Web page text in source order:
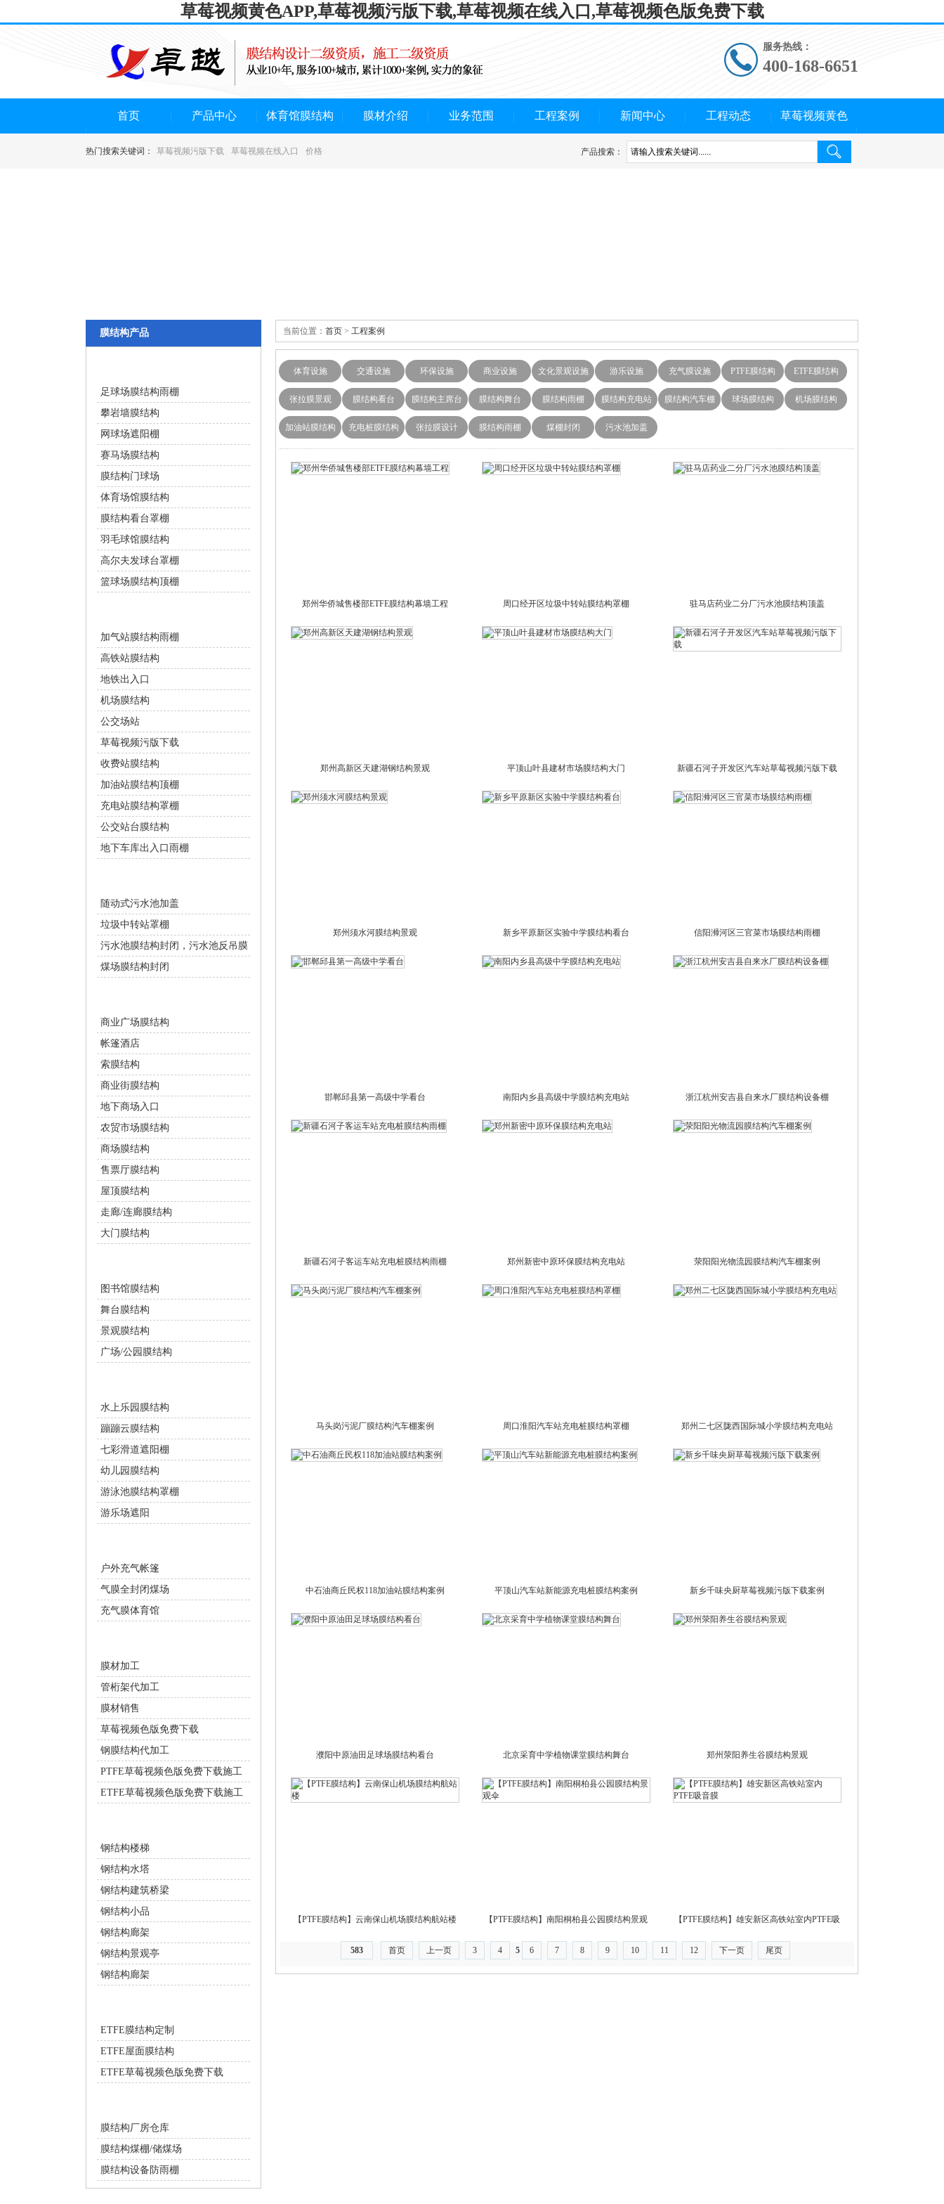
草莓视频黄色APP,草莓视频污版下载,草莓视频在线入口,草莓视频色版免费下载
服务热线：
400-168-6651
首页 产品中心 体育馆膜结构 膜材介绍 业务范围 工程案例 新闻中心 工程动态 草莓视频黄色
APP概况
产品搜索：
热门搜索关键词： 草莓视频污版下载 草莓视频在线入口 价格
当前位置： 首页 > 工程案例
体育设施 交通设施 环保设施 商业设施 文化景观设施 游乐设施 充气膜设施 PTFE膜结构 ETFE膜结构
张拉膜景观 膜结构看台 膜结构主席台 膜结构舞台 膜结构雨棚 膜结构充电站 膜结构汽车棚 球场膜结构 机场膜结构
加油站膜结构 充电桩膜结构 张拉膜设计 膜结构雨棚 煤棚封闭 污水池加盖
郑州华侨城售楼部ETFE膜结构幕墙工程 周口经开区垃圾中转站膜结构罩棚 驻马店药业二分厂污水池膜结构顶盖
郑州高新区天建湖钢结构景观 平顶山叶县建材市场膜结构大门 新疆石河子开发区汽车站草莓视频污版下载
郑州须水河膜结构景观 新乡平原新区实验中学膜结构看台 信阳浉河区三官菜市场膜结构雨棚
邯郸邱县第一高级中学看台 南阳内乡县高级中学膜结构充电站 浙江杭州安吉县自来水厂膜结构设备棚
新疆石河子客运车站充电桩膜结构雨棚 郑州新密中原环保膜结构充电站 荥阳阳光物流园膜结构汽车棚案例
马头岗污泥厂膜结构汽车棚案例 周口淮阳汽车站充电桩膜结构罩棚 郑州二七区陇西国际城小学膜结构充电站
中石油商丘民权118加油站膜结构案例 平顶山汽车站新能源充电桩膜结构案例 新乡千味央厨草莓视频污版下载案例
濮阳中原油田足球场膜结构看台 北京采育中学植物课堂膜结构舞台 郑州荥阳养生谷膜结构景观
【PTFE膜结构】云南保山机场膜结构航站楼 【PTFE膜结构】南阳桐柏县公园膜结构景观
伞
【PTFE膜结构】雄安新区高铁站室内PTFE吸
音膜
583 首页 上一页 3 4 5 6 7 8 9 10 11 12 下一页 尾页
膜结构产品
足球场膜结构雨棚
攀岩墙膜结构
网球场遮阳棚
赛马场膜结构
膜结构门球场
体育场馆膜结构
膜结构看台罩棚
羽毛球馆膜结构
高尔夫发球台罩棚
篮球场膜结构顶棚
加气站膜结构雨棚
高铁站膜结构
地铁出入口
机场膜结构
公交场站
草莓视频污版下载
收费站膜结构
加油站膜结构顶棚
充电站膜结构罩棚
公交站台膜结构
地下车库出入口雨棚
随动式污水池加盖
垃圾中转站罩棚
污水池膜结构封闭，污水池反吊膜
煤场膜结构封闭
商业广场膜结构
帐篷酒店
索膜结构
商业街膜结构
地下商场入口
农贸市场膜结构
商场膜结构
售票厅膜结构
屋顶膜结构
走廊/连廊膜结构
大门膜结构
图书馆膜结构
舞台膜结构
景观膜结构
广场/公园膜结构
水上乐园膜结构
蹦蹦云膜结构
七彩滑道遮阳棚
幼儿园膜结构
游泳池膜结构罩棚
游乐场遮阳
户外充气帐篷
气膜全封闭煤场
充气膜体育馆
膜材加工
管桁架代加工
膜材销售
草莓视频色版免费下载
钢膜结构代加工
PTFE草莓视频色版免费下载施工
ETFE草莓视频色版免费下载施工
钢结构楼梯
钢结构水塔
钢结构建筑桥梁
钢结构小品
钢结构廊架
钢结构景观亭
钢结构廊架
ETFE膜结构定制
ETFE屋面膜结构
ETFE草莓视频色版免费下载
膜结构厂房仓库
膜结构煤棚/储煤场
膜结构设备防雨棚